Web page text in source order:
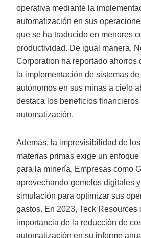
operativa mediante la
automatización en sus
que se ha traducido en menores
productividad. De igual manera,
Corporation ha reportado ahorros
la implementación de sistemas
autónomos en sus minas a cielo
destaca los beneficios financieros
automatización.
Además, la imprevisibilidad de
materias primas exige un
para la minería. Empresas como
aprovechando gemelos digitales
simulación para optimizar sus
gastos. En 2023, Teck Resources
importancia de la reducción de
automatización en su informe